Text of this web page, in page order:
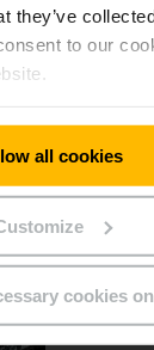
they’ve
to our
all cookies
cookies